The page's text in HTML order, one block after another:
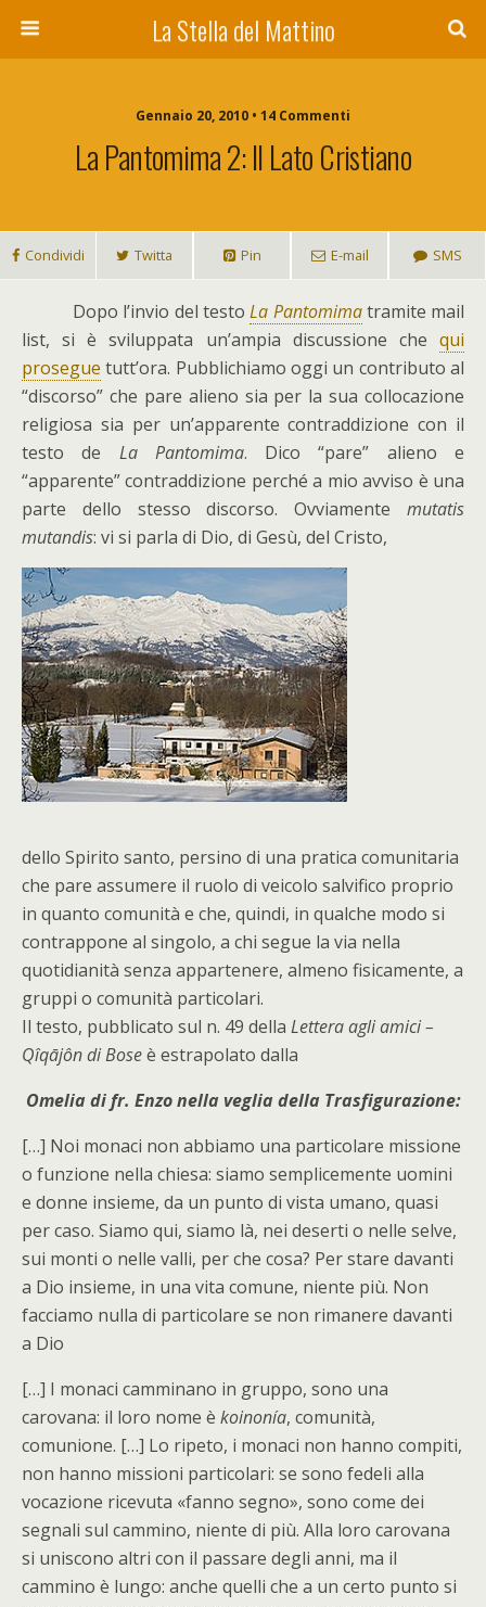
La Stella del Mattino
Gennaio 20, 2010 • 14 Commenti
La Pantomima 2: Il Lato Cristiano
Condividi Twitta Pin E-mail SMS
Dopo l’invio del testoLa Pantomimatramite mail
list, si è sviluppata un’ampia discussione che qui
prosegue tutt’ora. Pubblichiamo oggi un contributo al
“discorso” che pare alieno sia per la sua collocazione
religiosa sia per un’apparente contraddizione con il
testo de La Pantomima. Dico “pare” alieno e
“apparente” contraddizione perché a mio avviso è una
parte dello stesso discorso. Ovviamente mutatis
mutandis: vi si parla di Dio, di Gesù, del Cristo,
dello Spirito santo, persino di una pratica comunitaria
che pare assumere il ruolo di veicolo salvifico proprio
in quanto comunità e che, quindi, in qualche modo si
contrappone al singolo, a chi segue la via nella
quotidianità senza appartenere, almeno fisicamente, a
gruppi o comunità particolari.
Il testo, pubblicato sul n. 49 della Lettera agli amici –
Qîqājôn di Boseè estrapolato dalla
Omelia di fr. Enzo nella veglia della Trasfigurazione:
[…] Noi monaci non abbiamo una particolare missione
o funzione nella chiesa: siamo semplicemente uomini
e donne insieme, da un punto di vista umano, quasi
per caso. Siamo qui, siamo là, nei deserti o nelle selve,
sui monti o nelle valli, per che cosa? Per stare davanti
a Dio insieme, in una vita comune, niente più. Non
facciamo nulla di particolare se non rimanere davanti
a Dio
[…] I monaci camminano in gruppo, sono una
carovana: il loro nome è koinonía, comunità,
comunione. […] Lo ripeto, i monaci non hanno compiti,
non hanno missioni particolari: se sono fedeli alla
vocazione ricevuta «fanno segno», sono come dei
segnali sul cammino, niente di più. Alla loro carovana
si uniscono altri con il passare degli anni, ma il
cammino è lungo: anche quelli che a un certo punto si